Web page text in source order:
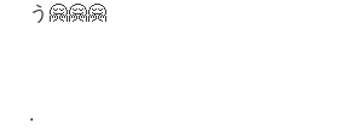
う🤗🤗🤗
.